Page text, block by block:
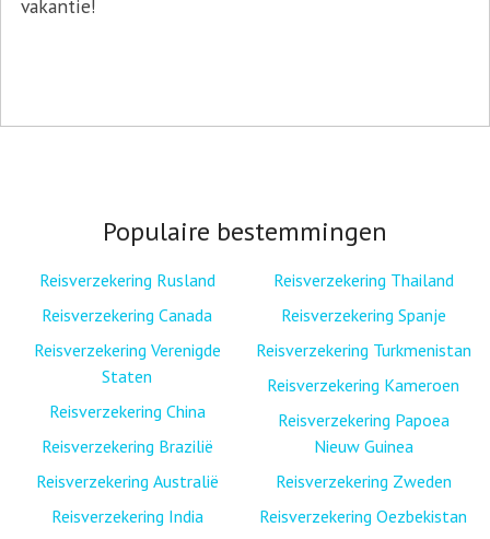
vakantie!
Populaire bestemmingen
Reisverzekering Rusland
Reisverzekering Canada
Reisverzekering Verenigde
Staten
Reisverzekering China
Reisverzekering Brazilië
Reisverzekering Australië
Reisverzekering India
Reisverzekering Thailand
Reisverzekering Spanje
Reisverzekering Turkmenistan
Reisverzekering Kameroen
Reisverzekering Papoea
Nieuw Guinea
Reisverzekering Zweden
Reisverzekering Oezbekistan